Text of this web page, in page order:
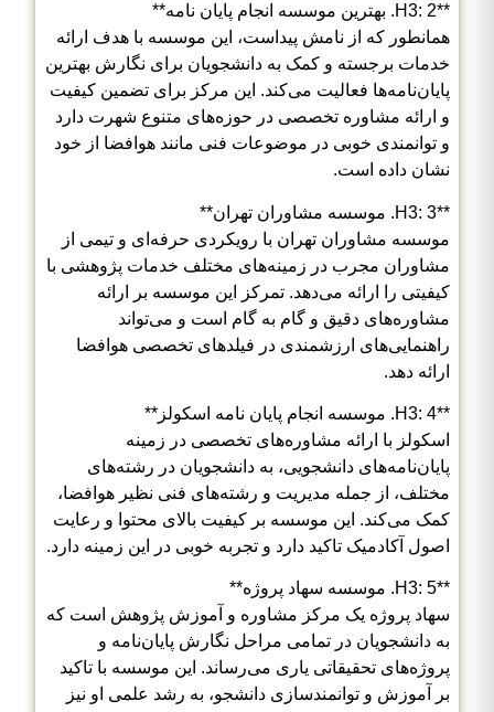
**H3: 2. بهترین موسسه انجام پایان نامه**
همانطور که از نامش پیداست، این موسسه با هدف ارائه
خدمات برجسته و کمک به دانشجویان برای نگارش بهترین
پایان‌نامه‌ها فعالیت می‌کند. این مرکز برای تضمین کیفیت
و ارائه مشاوره تخصصی در حوزه‌های متنوع شهرت دارد
و توانمندی خوبی در موضوعات فنی مانند هوافضا از خود
نشان داده است.
**H3: 3. موسسه مشاوران تهران**
موسسه مشاوران تهران با رویکردی حرفه‌ای و تیمی از
مشاوران مجرب در زمینه‌های مختلف خدمات پژوهشی با
کیفیتی را ارائه می‌دهد. تمرکز این موسسه بر ارائه
مشاوره‌های دقیق و گام به گام است و می‌تواند
راهنمایی‌های ارزشمندی در فیلدهای تخصصی هوافضا
ارائه دهد.
**H3: 4. موسسه انجام پایان نامه اسکولز**
اسکولز با ارائه مشاوره‌های تخصصی در زمینه
پایان‌نامه‌های دانشجویی، به دانشجویان در رشته‌های
مختلف، از جمله مدیریت و رشته‌های فنی نظیر هوافضا،
کمک می‌کند. این موسسه بر کیفیت بالای محتوا و رعایت
اصول آکادمیک تاکید دارد و تجربه خوبی در این زمینه دارد.
**H3: 5. موسسه سهاد پروژه**
سهاد پروژه یک مرکز مشاوره و آموزش پژوهش است که
به دانشجویان در تمامی مراحل نگارش پایان‌نامه و
پروژه‌های تحقیقاتی یاری می‌رساند. این موسسه با تاکید
بر آموزش و توانمندسازی دانشجو، به رشد علمی او نیز